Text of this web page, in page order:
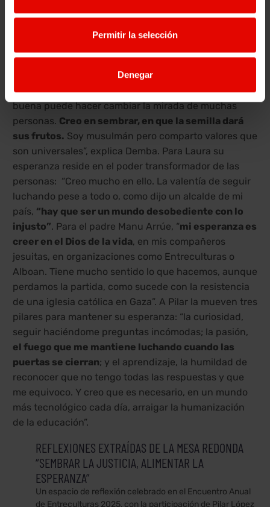
Permitir la selección
Denegar
complicada situación de sus países”.
Un futuro con esperanza
Desde sus diferentes compromisos, todos ven el
futuro con esperanza: “Seguiré luchando contra las
injusticias mientras tenga fuerzas. Una persona
buena puede hacer cambiar la mirada de muchas
personas. Creo en sembrar, en que la semilla dará
sus frutos. Soy musulmán pero comparto valores que
son universales”, explica Demba. Para Laura su
esperanza reside en el poder transformador de las
personas: “Creo mucho en ello. La valentía de seguir
luchando pese a todo o, como dijo un alcalde de mi
país, “hay que ser un mundo desobediente con lo
injusto”. Para el padre Manu Arrúe, “mi esperanza es
creer en el Dios de la vida, en mis compañeros
jesuitas, en organizaciones como Entreculturas o
Alboan. Tiene mucho sentido lo que hacemos, aunque
perdamos la partida, como sucede con la resistencia
de una iglesia católica en Gaza”. A Pilar la mueven tres
pilares para mantener su esperanza: “la curiosidad,
seguir haciéndome preguntas incómodas; la pasión,
el fuego que me mantiene luchando cuando las
puertas se cierran; y el aprendizaje, la humildad de
reconocer que no tengo todas las respuestas y que
me equivoco. Y creo que es necesario, en un mundo
más tecnológico cada día, arraigar la humanización
de la educación”.
REFLEXIONES EXTRAÍDAS DE LA MESA REDONDA
“SEMBRAR LA JUSTICIA, ALIMENTAR LA
ESPERANZA”
Un espacio de reflexión celebrado en el Encuentro Anual
de Entreculturas 2025, con la participación de Pilar López